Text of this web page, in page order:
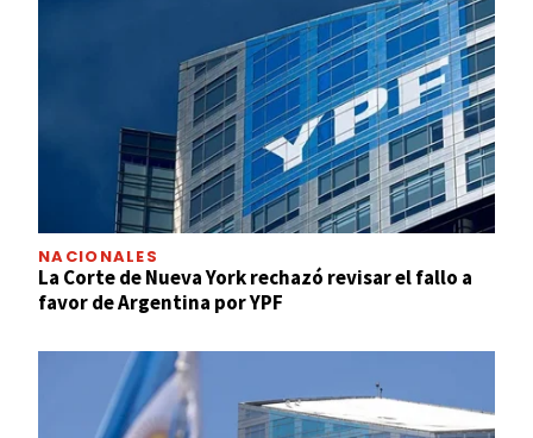
NACIONALES
La Corte de Nueva York rechazó revisar el fallo a
favor de Argentina por YPF